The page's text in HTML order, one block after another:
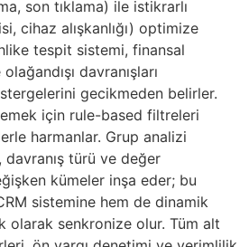
son tıklama) ile istikrarlı
cihaz alışkanlığı) optimize
tespit sistemi, finansal
davranışları
gecikmeden belirler.
için rule-based filtreleri
harmanlar. Grup analizi
davranış türü ve değer
kümeler inşa eder; bu
sistemine hem de dinamik
olarak senkronize olur. Tüm alt